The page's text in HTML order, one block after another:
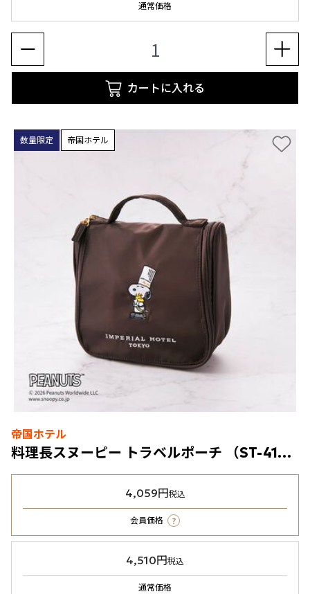
通常価格
カートに入れる
数量限定 帝国ホテル
帝国ホテル
料理長スヌーピー トラベルポーチ （ST-41D）ダークブラウン
4,059円税込
会員価格 ?
4,510円税込
通常価格